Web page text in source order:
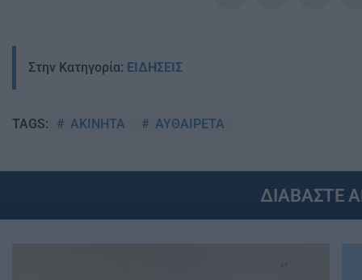
Στην Κατηγορία: ΕΙΔΗΣΕΙΣ
TAGS: ΑΚΙΝΗΤΑ ΑΥΘΑΙΡΕΤΑ
ΔΙΑΒΑΣΤΕ